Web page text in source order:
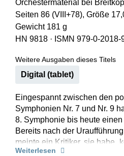
Orchestermaterial bei
Seiten 86 (VIII+78), Größe
Gewicht 181 g
HN 9818 · ISMN 979-0-2018-
Weitere Ausgaben dieses Titels
Digital (tablet)
Eingespannt zwischen den
Symphonien Nr. 7 und Nr. 9
8. Symphonie bis heute
Bereits nach der
meinte ein Kritiker, sie habe
gemacht. Auf den ersten Blick
Weiterlesen